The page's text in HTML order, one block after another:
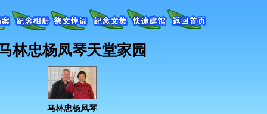
林忠杨凤琴天堂家园
马林忠杨凤琴